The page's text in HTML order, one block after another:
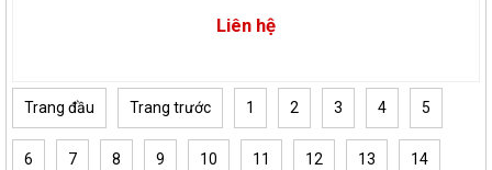
Liên hệ
Trang đầu Trang trước 1 2 3 4 5
6 7 8 9 10 11 12 13 14